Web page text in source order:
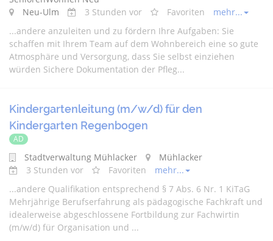
Neu-Ulm
3 Stunden vor Favoriten
mehr...
...andere anzuleiten und zu fördern Ihre Aufgaben: Sie
schaffen mit Ihrem Team auf dem Wohnbereich eine so gute
Atmosphäre und Versorgung, dass Sie selbst einziehen
würden Sichere Dokumentation der Pfleg...
Kindergartenleitung (m/w/d) für den
Kindergarten Regenbogen
AD
Stadtverwaltung Mühlacker
Mühlacker
3 Stunden vor
Favoriten
mehr...
...andere Qualifikation entsprechend § 7 Abs. 6 Nr. 1 KiTaG
Mehrjährige Berufserfahrung als pädagogische Fachkraft und
idealerweise abgeschlossene Fortbildung zur Fachwirtin
(m/w/d) für Organisation und ...